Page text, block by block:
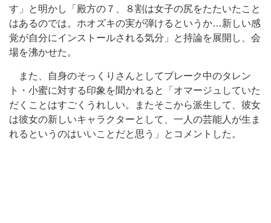
す」と明かし「殿方の７、８割は女子の尻をたたいたこと
はあるのでは。ホオズキの実が弾けるというか…新しい感
覚が自分にインストールされる気分」と持論を展開し、会
場を沸かせた。
また、自身のそっくりさんとしてブレーク中のタレン
ト・小蜜に対する印象を聞かれると「オマージュしていた
だくことはすごくうれしい。またそこから派生して、彼女
は彼女の新しいキャラクターとして、一人の芸能人が生ま
れるというのはいいことだと思う」とコメントした。